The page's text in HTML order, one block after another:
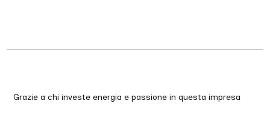
Grazie a chi investe energia e passione in questa impresa